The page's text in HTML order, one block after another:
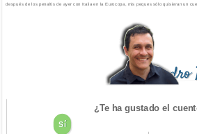
después de los penaltis de ayer con Italia en la Eurocopa, mis peques sólo quisieran un
¿Te ha gustado el
Sí